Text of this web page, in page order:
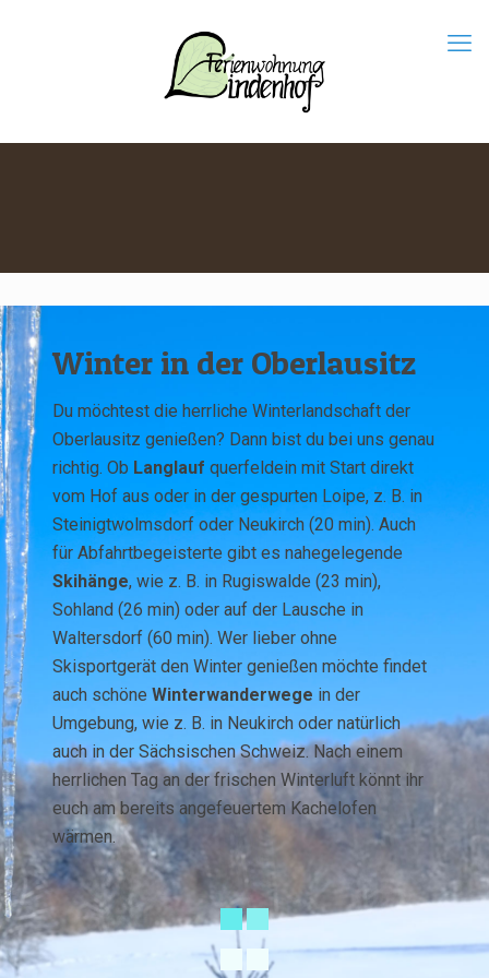
Winter in der Oberlausitz
Du möchtest die herrliche Winterlandschaft der
Oberlausitz genießen? Dann bist du bei uns genau
richtig. Ob Langlauf querfeldein mit Start direkt
vom Hof aus oder in der gespurten Loipe, z. B. in
Steinigtwolmsdorf oder Neukirch (20 min). Auch
für Abfahrtbegeisterte gibt es nahegelegende
Skihänge, wie z. B. in Rugiswalde (23 min),
Sohland (26 min) oder auf der Lausche in
Waltersdorf (60 min). Wer lieber ohne
Skisportgerät den Winter genießen möchte findet
auch schöne Winterwanderwege in der
Umgebung, wie z. B. in Neukirch oder natürlich
auch in der Sächsischen Schweiz. Nach einem
herrlichen Tag an der frischen Winterluft könnt ihr
euch am bereits angefeuertem Kachelofen
wärmen.